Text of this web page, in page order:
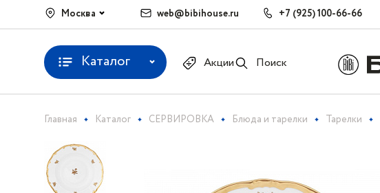
Москва web@bibihouse.ru +7 (925) 100-66-66
Каталог Акции Поиск
Главная Каталог СЕРВИРОВКА Блюда и тарелки Тарелки